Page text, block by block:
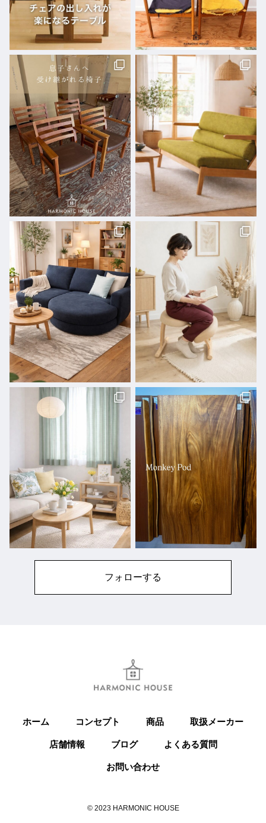
フォローする
ホーム コンセプト 商品 取扱メーカー
店舗情報 ブログ よくある質問
お問い合わせ
© 2023 HARMONIC HOUSE